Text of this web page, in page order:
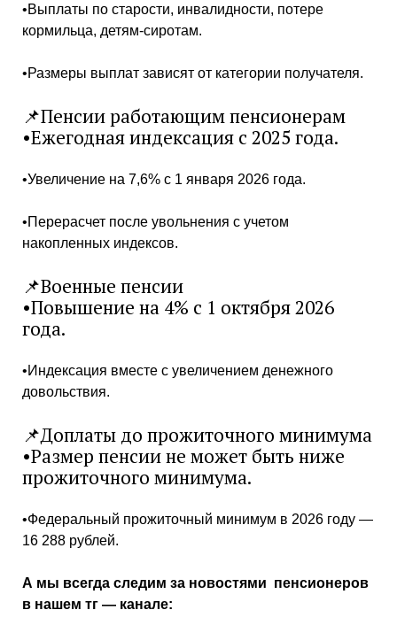
•Выплаты по старости, инвалидности, потере
кормильца, детям-сиротам.
•Размеры выплат зависят от категории получателя.
📌Пенсии работающим пенсионерам
•Ежегодная индексация с 2025 года.
•Увеличение на 7,6% с 1 января 2026 года.
•Перерасчет после увольнения с учетом
накопленных индексов.
📌Военные пенсии
•Повышение на 4% с 1 октября 2026
года.
•Индексация вместе с увеличением денежного
довольствия.
📌Доплаты до прожиточного минимума
•Размер пенсии не может быть ниже
прожиточного минимума.
•Федеральный прожиточный минимум в 2026 году —
16 288 рублей.
А мы всегда следим за новостями пенсионеров
в нашем тг — канале: